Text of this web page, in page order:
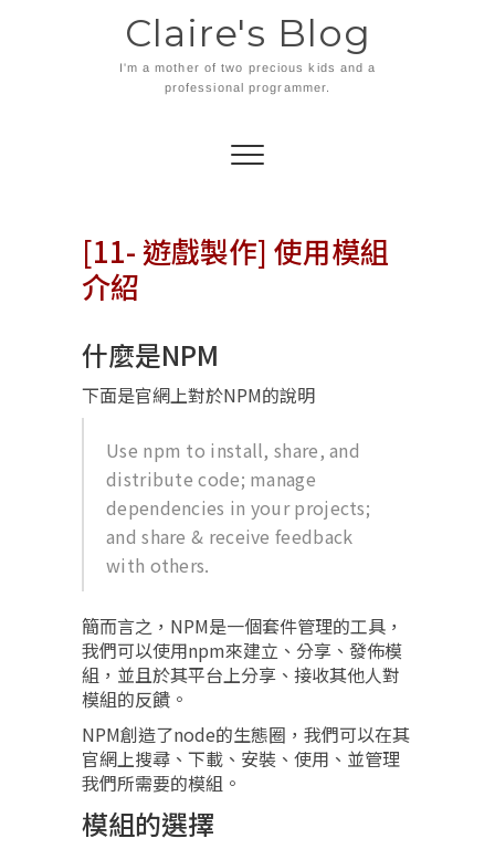
Claire's Blog
I'm a mother of two precious kids and a
professional programmer.
[11- 遊戲製作] 使用模組
介紹
什麼是NPM
下面是官網上對於NPM的說明
Use npm to install, share, and
distribute code; manage
dependencies in your projects;
and share & receive feedback
with others.
簡而言之，NPM是一個套件管理的工具，
我們可以使用npm來建立、分享、發佈模
組，並且於其平台上分享、接收其他人對
模組的反饋。
NPM創造了node的生態圈，我們可以在其
官網上搜尋、下載、安裝、使用、並管理
我們所需要的模組。
模組的選擇